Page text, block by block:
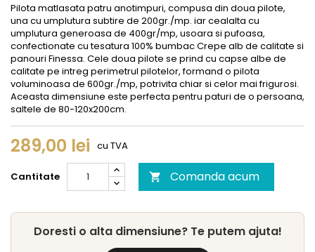
Pilota matlasata patru anotimpuri, compusa din doua pilote,
una cu umplutura subtire de 200gr./mp. iar cealalta cu
umplutura generoasa de 400gr/mp, usoara si pufoasa,
confectionate cu tesatura 100% bumbac Crepe alb de calitate si
panouri Finessa. Cele doua pilote se prind cu capse albe de
calitate pe intreg perimetrul pilotelor, formand o pilota
voluminoasa de 600gr./mp, potrivita chiar si celor mai frigurosi.
Aceasta dimensiune este perfecta pentru paturi de o persoana,
saltele de 80-120x200cm.
289,00 lei cu TVA
Cantitate  Comanda acum
Doresti o alta dimensiune? Te putem ajuta!